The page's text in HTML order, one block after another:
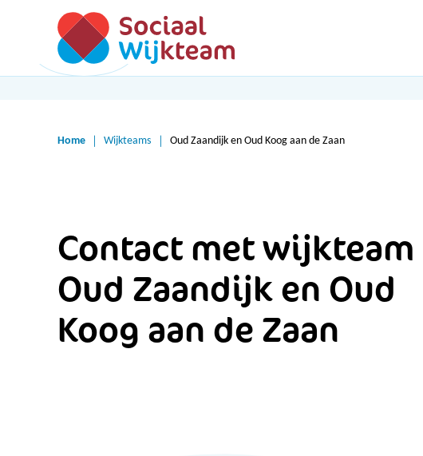
Home Wijkteams Oud Zaandijk en Oud Koog aan de Zaan
Contact met wijkteam
Oud Zaandijk en Oud
Koog aan de Zaan